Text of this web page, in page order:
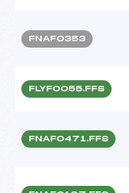
FNAF0353
FLYF0055.FFS
FNAF0471.FFS